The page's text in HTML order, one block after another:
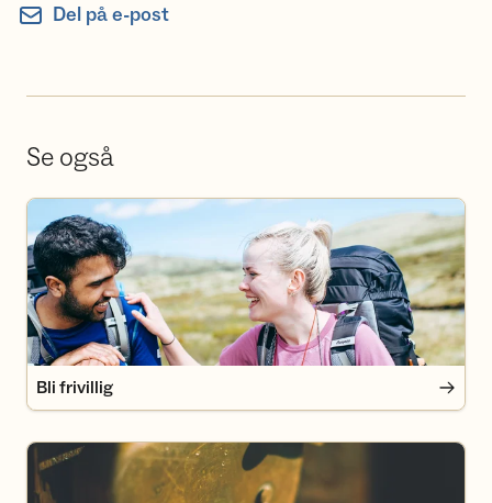
Del på e-post
Se også
Bli frivillig
Bli frivillig
Bli medlem